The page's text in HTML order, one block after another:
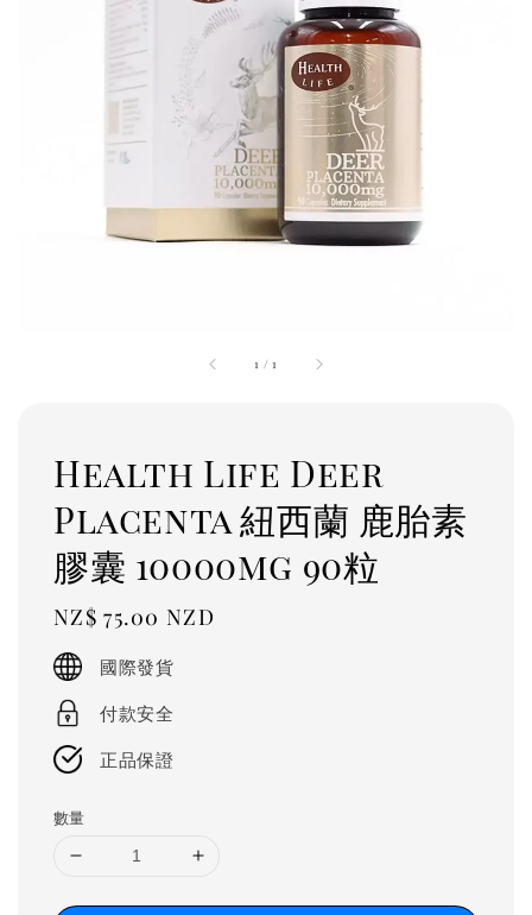
1 /1
Health Life Deer
Placenta 紐西蘭 鹿胎素
膠囊 10000mg 90粒
Regular
price
NZ$ 75.00 NZD
國際發貨
付款安全
正品保證
數量